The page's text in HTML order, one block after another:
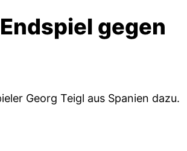
gegen
Georg Teigl aus Spanien dazu.